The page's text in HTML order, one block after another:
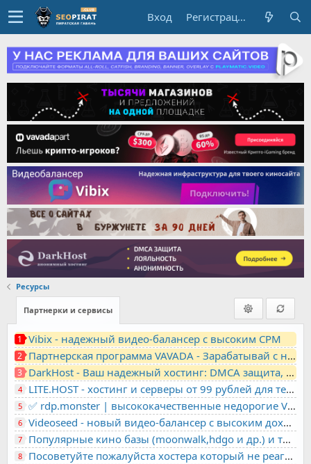
Вход Регистрация
Ресурсы
Партнерки и сервисы
1 Vibix - надежный видео-балансер с высоким CPM
2 Партнерская программа VAVADA - Зарабатывай с нами!
3 DarkHost - Ваш надежный хостинг: DMCA защита, лояльность, анонимность
4 LITE.HOST - хостинг и серверы от 99 рублей для тех, кто любит не переплачивать. Доступ по SSH, поддержка PHP, GIT, COMPOSER, сертификаты Let's Encrypt
5 ✅ rdp.monster | высококачественные недорогие VPS, RDP - выделенные серверы
6 Videoseed - новый видео-балансер с высоким доходом
7 Популярные кино базы (moonwalk,hdgo и др.) и торренты в одном плеере для вашего сайта
8 Посоветуйте пожалуйста хостера который не реагирует на ркн